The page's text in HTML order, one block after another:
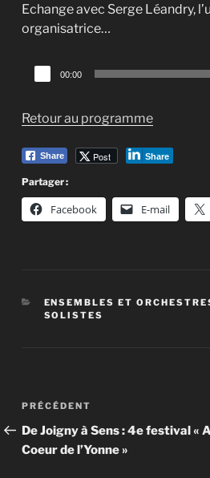
Echange avec Serge Léandry,
organisatrice…
Lecteur
audio
00:00
Retour au programme
Share Post Share
Partager :
Facebook E-mail
CATÉGORIES
ENSEMBLES ET
SOLISTES
Navigation
de
l’article
Article
précédent
PRÉCÉDENT
De Joigny à Sens : 4e festival «
Coeur de l’Yonne »